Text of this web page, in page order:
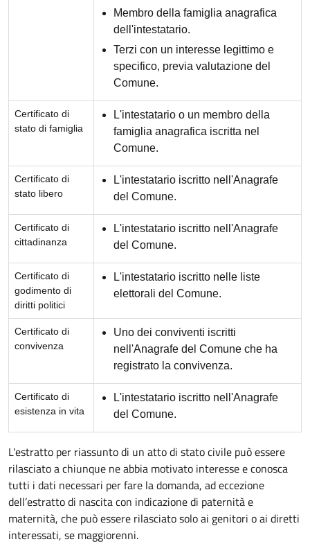
Membro della famiglia anagrafica
dell'intestatario.
Terzi con un interesse legittimo e
specifico, previa valutazione del
Comune.
Certificato di
stato di famiglia
L'intestatario o un membro della
famiglia anagrafica iscritta nel
Comune.
Certificato di
stato libero
L'intestatario iscritto nell'Anagrafe
del Comune.
Certificato di
cittadinanza
L'intestatario iscritto nell'Anagrafe
del Comune.
Certificato di
godimento di
diritti politici
L'intestatario iscritto nelle liste
elettorali del Comune.
Certificato di
convivenza
Uno dei conviventi iscritti
nell'Anagrafe del Comune che ha
registrato la convivenza.
Certificato di
esistenza in vita
L'intestatario iscritto nell'Anagrafe
del Comune.
L'estratto per riassunto di un atto di stato civile può essere
rilasciato a chiunque ne abbia motivato interesse e conosca
tutti i dati necessari per fare la domanda, ad eccezione
dell’estratto di nascita con indicazione di paternità e
maternità, che può essere rilasciato solo ai genitori o ai diretti
interessati, se maggiorenni.